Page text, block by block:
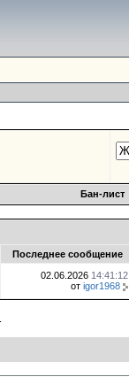
Бан-лист
Последнее сообщение
02.06.2026 14:41:12
от igor1968